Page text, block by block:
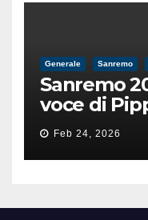
Generale Sanremo
Sanremo
voce di
Feb 24, 2026